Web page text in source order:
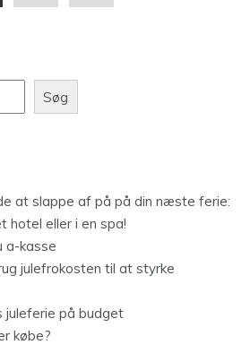
Søg
at slappe af på på din næste ferie:
hotel eller i en spa!
a-kasse
julefrokosten til at styrke
juleferie på budget
købe?